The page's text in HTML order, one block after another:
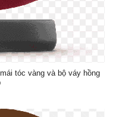
tóc vàng và bộ váy hồng